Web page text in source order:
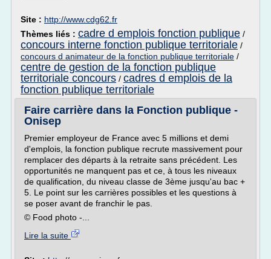
Site : http://www.cdg62.fr
Thèmes liés : cadre d emplois fonction publique /
concours interne fonction publique territoriale /
concours d animateur de la fonction publique territoriale /
centre de gestion de la fonction publique
territoriale concours / cadres d emplois de la
fonction publique territoriale
Faire carrière dans la Fonction publique -
Onisep
Premier employeur de France avec 5 millions et demi
d'emplois, la fonction publique recrute massivement pour
remplacer des départs à la retraite sans précédent. Les
opportunités ne manquent pas et ce, à tous les niveaux
de qualification, du niveau classe de 3ème jusqu'au bac +
5. Le point sur les carrières possibles et les questions à
se poser avant de franchir le pas.
© Food photo -...
Lire la suite